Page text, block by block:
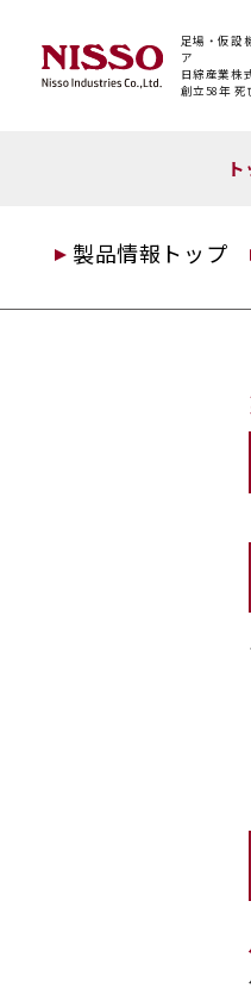
足場・仮設
ア
日綜産業株
創立58年 死
製品情報トップ